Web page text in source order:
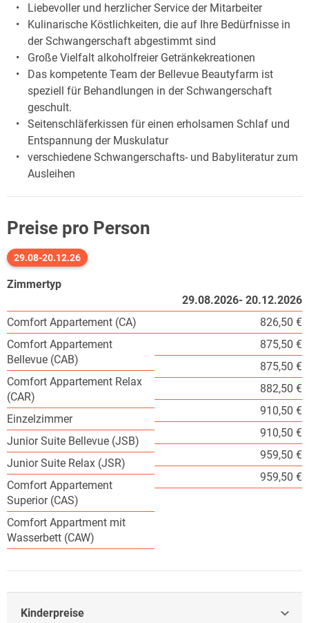
Liebevoller und herzlicher Service der Mitarbeiter
Kulinarische Köstlichkeiten, die auf Ihre Bedürfnisse in
der Schwangerschaft abgestimmt sind
Große Vielfalt alkoholfreier Getränkekreationen
Das kompetente Team der Bellevue Beautyfarm ist
speziell für Behandlungen in der Schwangerschaft
geschult.
Seitenschläferkissen für einen erholsamen Schlaf und
Entspannung der Muskulatur
verschiedene Schwangerschafts- und Babyliteratur zum
Ausleihen
Preise pro Person
29.08-20.12.26
Zimmertyp
Comfort Appartement (CA)
Comfort Appartement
Bellevue (CAB)
Comfort Appartement Relax
(CAR)
Einzelzimmer
Junior Suite Bellevue (JSB)
Junior Suite Relax (JSR)
Comfort Appartement
Superior (CAS)
Comfort Appartment mit
Wasserbett (CAW)
29.08.2026- 20.12.2026
826,50 €
875,50 €
875,50 €
882,50 €
910,50 €
910,50 €
959,50 €
959,50 €
Kinderpreise